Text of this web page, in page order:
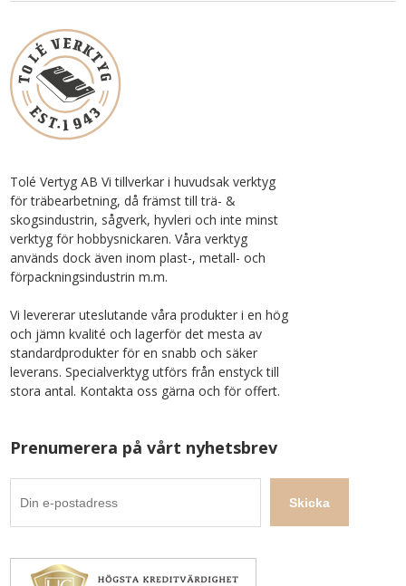
Tolé Vertyg AB Vi tillverkar i huvudsak verktyg
för träbearbetning, då främst till trä- &
skogsindustrin, sågverk, hyvleri och inte minst
verktyg för hobbysnickaren. Våra verktyg
används dock även inom plast-, metall- och
förpackningsindustrin m.m.
Vi levererar uteslutande våra produkter i en hög
och jämn kvalité och lagerför det mesta av
standardprodukter för en snabb och säker
leverans. Specialverktyg utförs från enstyck till
stora antal. Kontakta oss gärna och för offert.
Prenumerera på vårt nyhetsbrev